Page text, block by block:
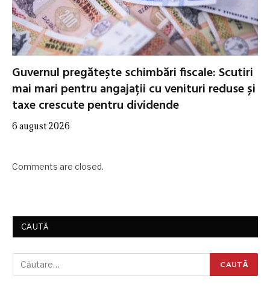
Guvernul pregătește schimbări fiscale: Scutiri
mai mari pentru angajații cu venituri reduse și
taxe crescute pentru dividende
6 august 2026
Comments are closed.
CAUTĂ